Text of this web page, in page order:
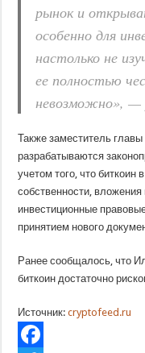
рынок и
особенно для
настолько не
ее полностью
невозможно», —
Также заместитель
разрабатываются
учетом того, что биткоин
собственности,
инвестиционные
принятием нового
Ранее сообщалось, что
биткоин достаточно
Источник: cryptofeed.ru